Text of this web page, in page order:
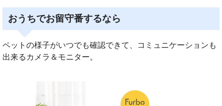
おうちでお留守番するなら
ペットの様子がいつでも確認できて、コミュニケーションも
出来るカメラ＆モニター。